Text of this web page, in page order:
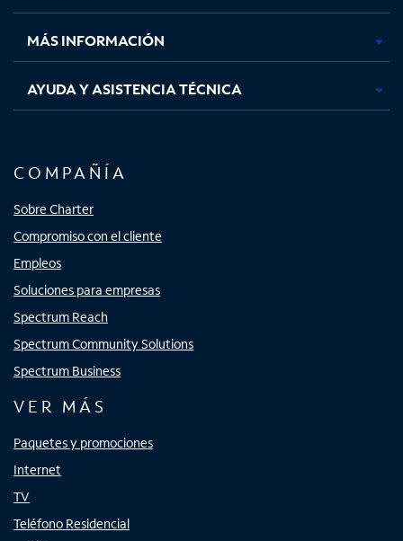
nuevanuevanuevanueva
MÁS INFORMACIÓN
AYUDA Y ASISTENCIA TÉCNICA
COMPAÑÍA
Sobre Charter
Compromiso con el cliente
Empleos
Soluciones para empresas
Spectrum Reach
Spectrum Community Solutions
Spectrum Business
VER MÁS
Paquetes y promociones
Internet
TV
Teléfono Residencial